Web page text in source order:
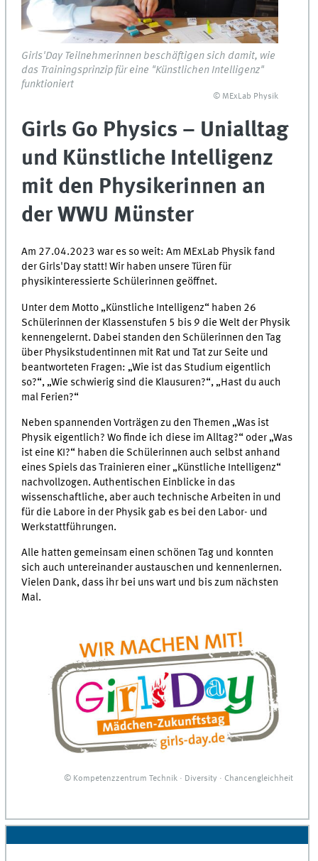
Girls'Day Teilnehmerinnen beschäftigen sich damit, wie
das Trainingsprinzip für eine "Künstlichen Intelligenz"
funktioniert
© MExLab Physik
Girls Go Physics – Unialltag
und Künstliche Intelligenz
mit den Physikerinnen an
der WWU Münster
Am 27.04.2023 war es so weit: Am MExLab Physik fand
der Girls'Day statt! Wir haben unsere Türen für
physikinteressierte Schülerinnen geöffnet.
Unter dem Motto „Künstliche Intelligenz“ haben 26
Schülerinnen der Klassenstufen 5 bis 9 die Welt der Physik
kennengelernt. Dabei standen den Schülerinnen den Tag
über Physikstudentinnen mit Rat und Tat zur Seite und
beantworteten Fragen: „Wie ist das Studium eigentlich
so?“, „Wie schwierig sind die Klausuren?“, „Hast du auch
mal Ferien?“
Neben spannenden Vorträgen zu den Themen „Was ist
Physik eigentlich? Wo finde ich diese im Alltag?“ oder „Was
ist eine KI?“ haben die Schülerinnen auch selbst anhand
eines Spiels das Trainieren einer „Künstliche Intelligenz“
nachvollzogen. Authentischen Einblicke in das
wissenschaftliche, aber auch technische Arbeiten in und
für die Labore in der Physik gab es bei den Labor- und
Werkstattführungen.
Alle hatten gemeinsam einen schönen Tag und konnten
sich auch untereinander austauschen und kennenlernen.
Vielen Dank, dass ihr bei uns wart und bis zum nächsten
Mal.
© Kompetenzzentrum Technik · Diversity · Chancengleichheit